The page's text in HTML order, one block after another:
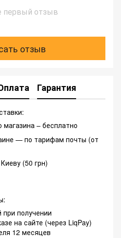
первый отзыв
отзыв
Гарантия
– бесплатно
— по тарифам почты (от
(50 грн)
получении
на сайте (через LiqPay)
12 месяцев